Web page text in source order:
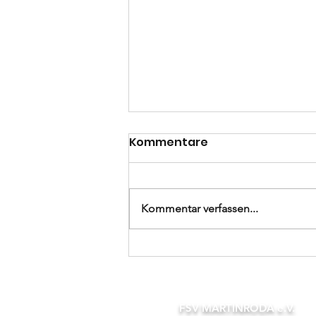
Kreisoberliga
- SV Germania Ilmenau
Kommentare
Kommentar verfassen...
FSV MARTINRODA e.V.